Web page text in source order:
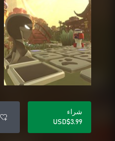
شراء
USD$3.99